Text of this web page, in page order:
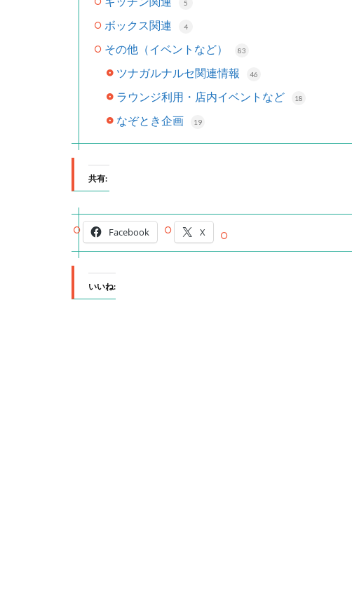
5
ボックス関連 4
その他（イベントなど） 83
ツナガルナルセ関連情報 46
ラウンジ利用・店内イベントなど 18
なぞとき企画 19
共有:
Facebook X
いいね: